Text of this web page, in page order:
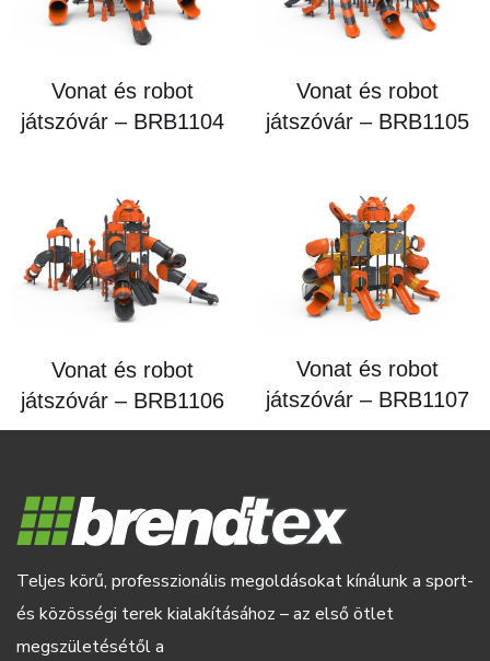
Vonat és robot
játszóvár – BRB1104
Vonat és robot
játszóvár – BRB1105
Vonat és robot
játszóvár – BRB1106
Vonat és robot
játszóvár – BRB1107
Teljes körű, professzionális megoldásokat kínálunk a sport-
és közösségi terek kialakításához – az első ötlet
megszületésétől a